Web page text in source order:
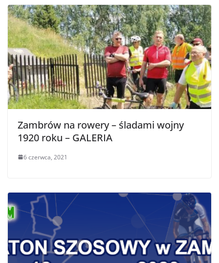
Zambrów na rowery – śladami wojny
1920 roku – GALERIA
6 czerwca, 2021